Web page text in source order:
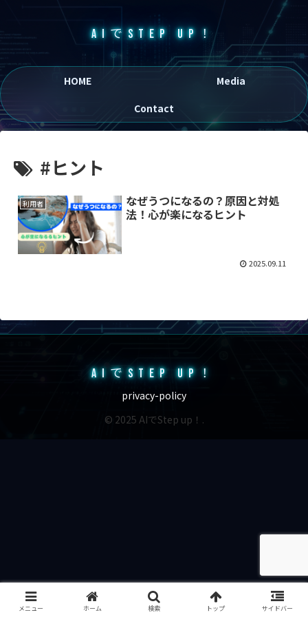
AIでSTEP UP！
HOME
Media
Contact
#ヒント
利用者
なぜうつになるの？原因と対処
法！心が楽になるヒント
2025.09.11
AIでSTEP UP！
privacy-policy
© 2025 AIでStep up！.
メニュー ホーム 検索 トップ サイドバー